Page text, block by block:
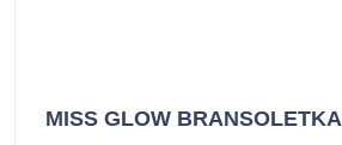
MISS GLOW BRANSOLETKA